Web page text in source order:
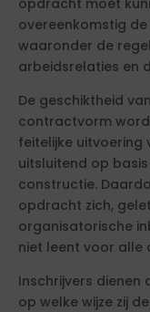
opdracht moet
overeenkomstig
waaronder de
arbeidsrelaties en
De geschiktheid
contractvorm
feitelijke uitvoering
uitsluitend op
constructie.
opdracht zich,
organisatorische
niet leent voor alle
Inschrijvers dienen
op welke wijze zij